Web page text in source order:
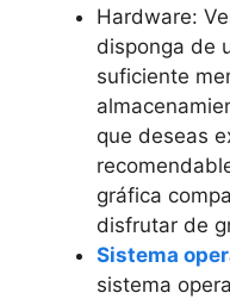
Hardware:
disponga de
suficiente⁤
que deseas
gráfica
disfrutar de
Sistema
sistema